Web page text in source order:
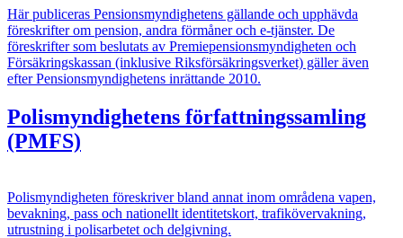
Här publiceras Pensionsmyndighetens gällande och upphävda
föreskrifter om pension, andra förmåner och e-tjänster. De
föreskrifter som beslutats av Premiepensionsmyndigheten och
Försäkringskassan (inklusive Riksförsäkringsverket) gäller även
efter Pensionsmyndighetens inrättande 2010.
Polismyndighetens författningssamling
(PMFS)
Polismyndigheten föreskriver bland annat inom områdena vapen,
bevakning, pass och nationellt identitetskort, trafikövervakning,
utrustning i polisarbetet och delgivning.